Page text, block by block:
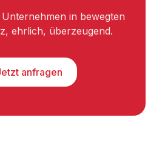
in bewegten
ehrlich, überzeugend.
anfragen